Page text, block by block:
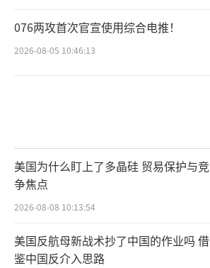
076两攻首次官宣使用综合电推！
2026-08-05 10:46:13
美国为什么盯上了多晶硅 贸易保护与竞
争焦点
2026-08-08 10:13:54
美国反航母新战术抄了中国的作业吗 借
鉴中国反介入思路